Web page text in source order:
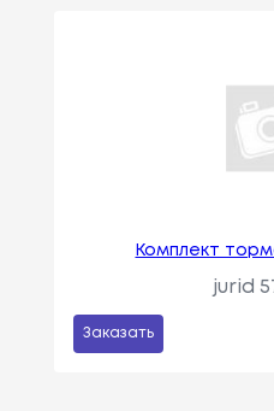
Комплект
jurid
Заказать